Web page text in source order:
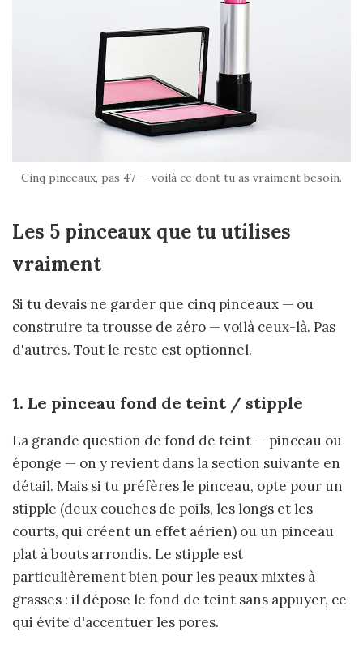
Cinq pinceaux, pas 47 — voilà ce dont tu as vraiment besoin.
Les 5 pinceaux que tu utilises
vraiment
Si tu devais ne garder que cinq pinceaux — ou
construire ta trousse de zéro — voilà ceux-là. Pas
d'autres. Tout le reste est optionnel.
1. Le pinceau fond de teint / stipple
La grande question de fond de teint — pinceau ou
éponge — on y revient dans la section suivante en
détail. Mais si tu préfères le pinceau, opte pour un
stipple (deux couches de poils, les longs et les
courts, qui créent un effet aérien) ou un pinceau
plat à bouts arrondis. Le stipple est
particulièrement bien pour les peaux mixtes à
grasses : il dépose le fond de teint sans appuyer, ce
qui évite d'accentuer les pores.